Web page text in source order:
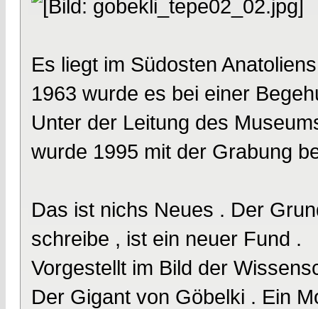
Es liegt im Südosten
1963 wurde es bei einer
Unter der Leitung des
wurde 1995 mit der Grabung
Das ist nichs Neues . Der
schreibe , ist ein neuer Fund .
Vorgestellt im Bild der
Der Gigant von Göbelki . Ein